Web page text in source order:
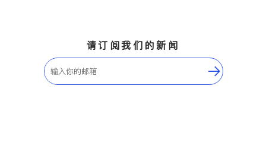
请订阅我们的新闻